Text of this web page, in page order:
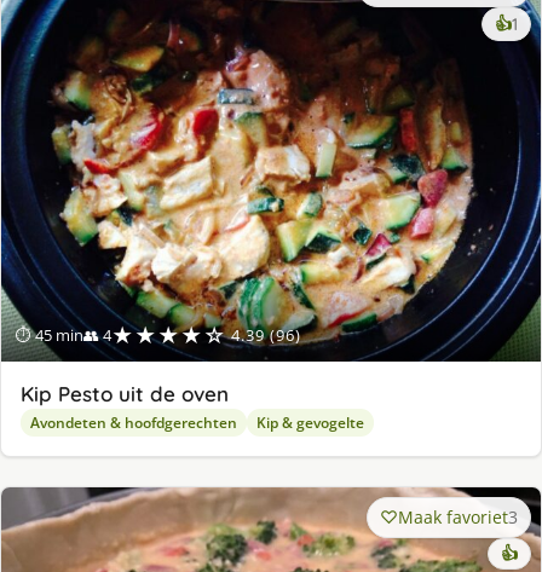
⏱ 45 min👥 4★★★★☆ 4.39 (96)
👍1
Kip Pesto uit de oven
Avondeten & hoofdgerechten Kip & gevogelte
Maak favoriet3
👍